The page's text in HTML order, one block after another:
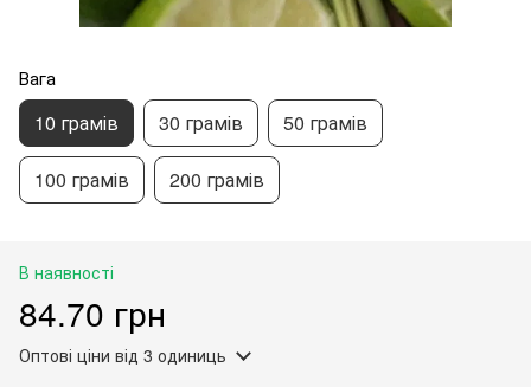
Вага
10 грамів 30 грамів 50 грамів
100 грамів 200 грамів
В наявності
84.70 грн
Оптові ціни від 3 одиниць